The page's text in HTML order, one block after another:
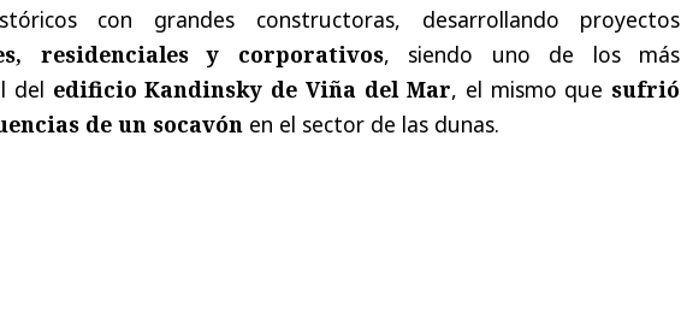
con grandes constructoras, desarrollando proyectos
residenciales y corporativos, siendo uno de los más
del edificio Kandinsky de Viña del Mar, el mismo que sufrió
de un socavón en el sector de las dunas.